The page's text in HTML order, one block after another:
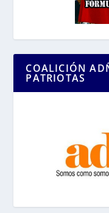
COALICIÓN
PATRIOTAS